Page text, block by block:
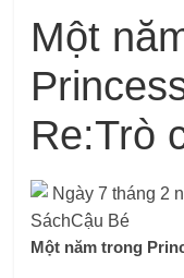
Một
Re:Trò
Ngày 7 tháng 2
SáchCậu Bé
Một năm trong